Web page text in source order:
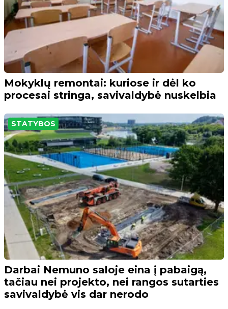
Mokyklų remontai: kuriose ir dėl ko
procesai stringa, savivaldybė nuskelbia
STATYBOS
Darbai Nemuno saloje eina į pabaigą,
tačiau nei projekto, nei rangos sutarties
savivaldybė vis dar nerodo